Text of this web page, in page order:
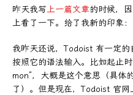
昨天我写上一篇文章的时候，
上看了一下。给了我新的印象：
我昨天还说，Todoist 有一定
按照它的语法输入。比如起止
mon”，大概是这个意思（具体
了）。但是现在，Todoist 官网